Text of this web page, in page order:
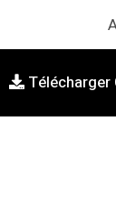
Télécharger